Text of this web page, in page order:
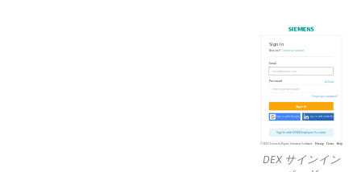
DEX サインイン